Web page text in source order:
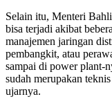
Selain itu, Menteri
bisa terjadi akibat
manajemen jaringan
pembangkit, atau
sampai di power plant-
sudah merupakan
ujarnya.